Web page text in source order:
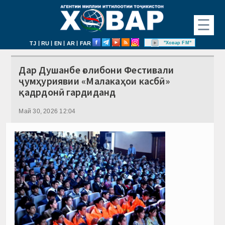
☰
TJ | RU | EN | AR | FAR "Ховар FM"
Дар Душанбе ғолибони Фестивали
ҷумҳуриявии «Малакаҳои касбӣ»
қадрдонӣ гардиданд
Май 30, 2026 12:04